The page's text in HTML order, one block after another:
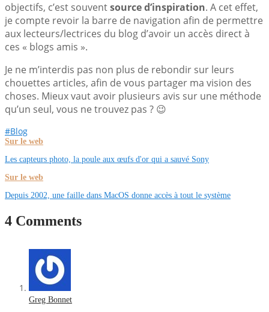
objectifs, c’est souventsource d’inspiration. A cet effet,
je compte revoir la barre de navigation afin de permettre
aux lecteurs/lectrices du blog d’avoir un accès direct à
ces « blogs amis ».
Je ne m’interdis pas non plus de rebondir sur leurs
chouettes articles, afin de vous partager ma vision des
choses. Mieux vaut avoir plusieurs avis sur une méthode
qu’un seul, vous ne trouvez pas ? 😉
#Blog
Sur le web
Les capteurs photo, la poule aux œufs d'or qui a sauvé Sony
Sur le web
Depuis 2002, une faille dans MacOS donne accès à tout le système
4 Comments
Greg Bonnet